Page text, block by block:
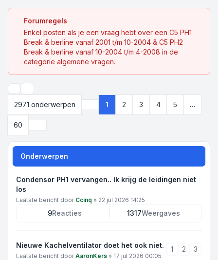
Forumregels
Enkel posten als je een vraag hebt over een C5 PH1
Break & berline vanaf 2001 t/m 10-2004 & C5 PH2
Break & berline vanaf 10-2004 t/m 4-2008 in de
categorie algemene vragen.
Zoek
2971 onderwerpen
Pagina van
1 2 3 4 5 …
60
Onderwerpen
Condensor PH1 vervangen.. Ik krijg de leidingen niet
los
Laatste bericht door Ccinq » 22 jul 2026 14:25
9Reacties 1317Weergaves
Nieuwe Kachelventilator doet het ook niet.
Laatste bericht doorAaronKers » 17 jul 2026 00:05
1 2 3